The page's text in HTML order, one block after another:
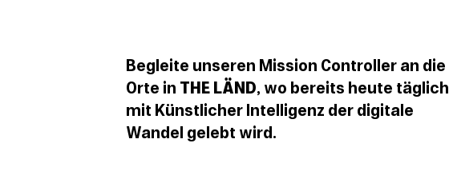
Begleite unseren Mission Controller an die
Orte in THE LÄND, wo bereits heute täglich
mit Künstlicher Intelligenz der digitale
Wandel gelebt wird.